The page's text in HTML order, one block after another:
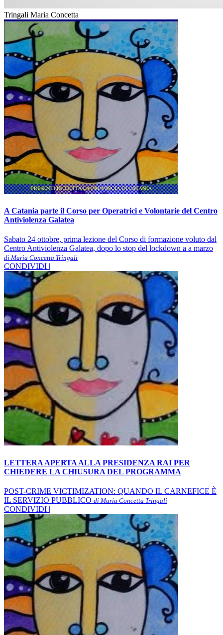
Tringali Maria Concetta
A Catania parte il Corso per Operatrici e Volontarie del Centro
Antiviolenza Galatea
Sabato 24 ottobre, prima lezione del Corso di formazione voluto dal
Centro Antiviolenza Galatea, dopo lo stop del lockdown a a marzo
di Maria Concetta Tringali
CONDIVIDI |
LETTERA APERTA ALLA PRESIDENZA RAI PER
CHIEDERE LA CHIUSURA DEL PROGRAMMA
POST-CRIME VICTIMIZATION: QUANDO IL CARNEFICE È
IL SERVIZIO PUBBLICO di Maria Concetta Tringali
CONDIVIDI |